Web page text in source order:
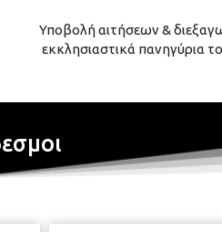
Υποβολή αιτήσεων &
εκκλησιαστικά πανηγύρια